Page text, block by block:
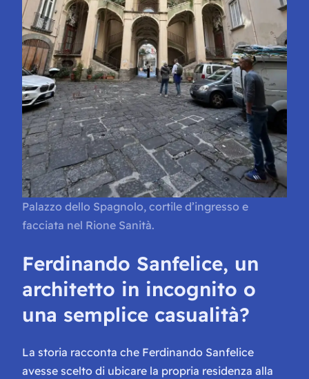
Palazzo dello Spagnolo, cortile d’ingresso e
facciata nel Rione Sanità.
Ferdinando Sanfelice, un
architetto in incognito o
una semplice casualità?
La storia racconta che Ferdinando Sanfelice
avesse scelto di ubicare la propria residenza alla